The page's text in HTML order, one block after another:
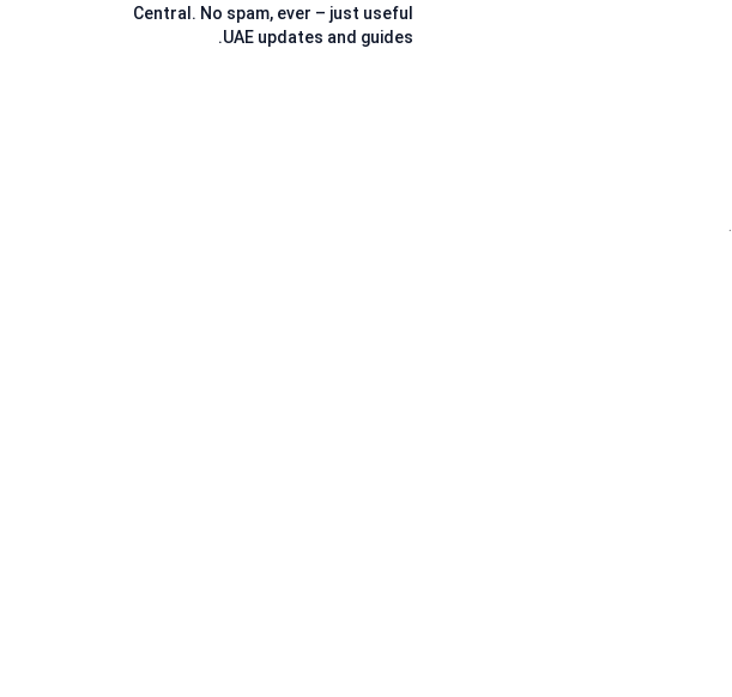
Central. No spam, ever – just useful
UAE updates and guides.